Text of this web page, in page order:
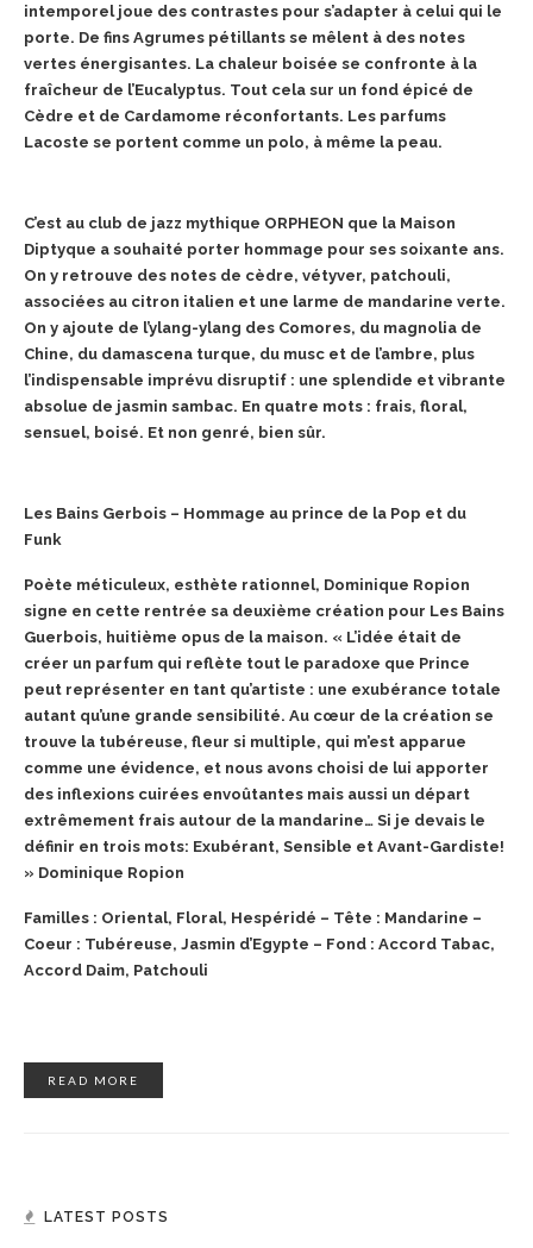
intemporel joue des contrastes pour s’adapter à celui qui le
porte. De fins Agrumes pétillants se mêlent à des notes
vertes énergisantes. La chaleur boisée se confronte à la
fraîcheur de l’Eucalyptus. Tout cela sur un fond épicé de
Cèdre et de Cardamome réconfortants. Les parfums
Lacoste se portent comme un polo, à même la peau.
C’est au club de jazz mythique ORPHEON que la Maison
Diptyque a souhaité porter hommage pour ses soixante ans.
On y retrouve des notes de cèdre, vétyver, patchouli,
associées au citron italien et une larme de mandarine verte.
On y ajoute de l’ylang-ylang des Comores, du magnolia de
Chine, du damascena turque, du musc et de l’ambre, plus
l’indispensable imprévu disruptif : une splendide et vibrante
absolue de jasmin sambac. En quatre mots : frais, floral,
sensuel, boisé. Et non genré, bien sûr.
Les Bains Gerbois – Hommage au prince de la Pop et du
Funk
Poète méticuleux, esthète rationnel, Dominique Ropion
signe en cette rentrée sa deuxième création pour Les Bains
Guerbois, huitième opus de la maison. « L’idée était de
créer un parfum qui reflète tout le paradoxe que Prince
peut représenter en tant qu’artiste : une exubérance totale
autant qu’une grande sensibilité. Au cœur de la création se
trouve la tubéreuse, fleur si multiple, qui m’est apparue
comme une évidence, et nous avons choisi de lui apporter
des inflexions cuirées envoûtantes mais aussi un départ
extrêmement frais autour de la mandarine… Si je devais le
définir en trois mots: Exubérant, Sensible et Avant-Gardiste!
» Dominique Ropion
Familles : Oriental, Floral, Hespéridé – Tête : Mandarine –
Coeur : Tubéreuse, Jasmin d’Egypte – Fond : Accord Tabac,
Accord Daim, Patchouli
READ MORE
LATEST POSTS